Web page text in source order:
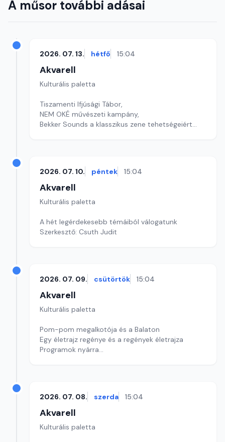
A műsor további adásai
2026. 07. 13. hétfő 15:04
Akvarell
Kulturális paletta
Tiszamenti Ifjúsági Tábor,
NEM OKÉ művészeti kampány,
Bekker Sounds a klasszikus zene tehetségeiért
2026. 07. 10. péntek 15:04
Akvarell
Kulturális paletta
A hét legérdekesebb témáiból válogatunk
Szerkesztő: Csuth Judit
2026. 07. 09. csütörtök 15:04
Akvarell
Kulturális paletta
Pom-pom megalkotója és a Balaton
Egy életrajz regénye és a regények életrajza
Programok nyárra
2026. 07. 08. szerda 15:04
Akvarell
Kulturális paletta